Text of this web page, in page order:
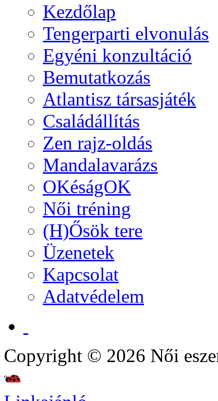
Kezdőlap
Tengerparti elvonulás
Egyéni konzultáció
Bemutatkozás
Atlantisz társasjáték
Családállítás
Zen rajz-oldás
Mandalavarázs
OKéságOK
Női tréning
(H)Ősök tere
Üzenetek
Kapcsolat
Adatvédelem
Copyright © 2026 Női